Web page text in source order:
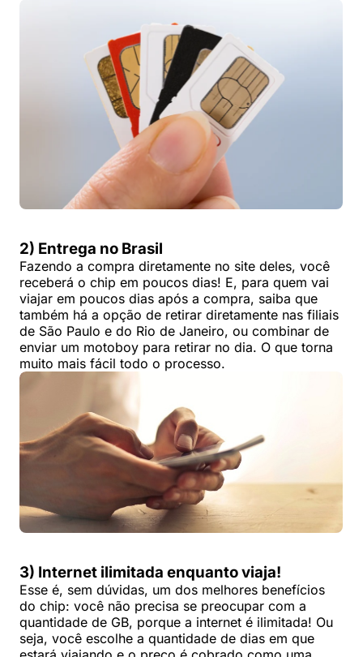
2) Entrega no Brasil
Fazendo a compra diretamente no site deles, você
receberá o chip em poucos dias! E, para quem vai
viajar em poucos dias após a compra, saiba que
também há a opção de retirar diretamente nas filiais
de São Paulo e do Rio de Janeiro, ou combinar de
enviar um motoboy para retirar no dia. O que torna
muito mais fácil todo o processo.
3) Internet ilimitada enquanto viaja!
Esse é, sem dúvidas, um dos melhores benefícios
do chip: você não precisa se preocupar com a
quantidade de GB, porque a internet é ilimitada! Ou
seja, você escolhe a quantidade de dias em que